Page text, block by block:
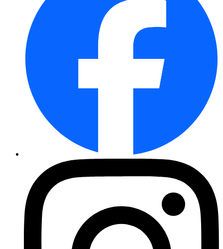
Studentenblume Disco Rot
Schmuckkörbchen Sensation-Misc ...